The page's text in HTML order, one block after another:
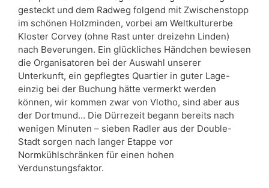
gesteckt und dem Radweg folgend mit Zwischenstopp
im schönen Holzminden, vorbei am Weltkulturerbe
Kloster Corvey (ohne Rast unter dreizehn Linden)
nach Beverungen. Ein glückliches Händchen bewiesen
die Organisatoren bei der Auswahl unserer
Unterkunft, ein gepflegtes Quartier in guter Lage-
einzig bei der Buchung hätte vermerkt werden
können, wir kommen zwar von Vlotho, sind aber aus
der Dortmund… Die Dürrezeit begann bereits nach
wenigen Minuten – sieben Radler aus der Double-
Stadt sorgen nach langer Etappe vor
Normkühlschränken für einen hohen
Verdunstungsfaktor.